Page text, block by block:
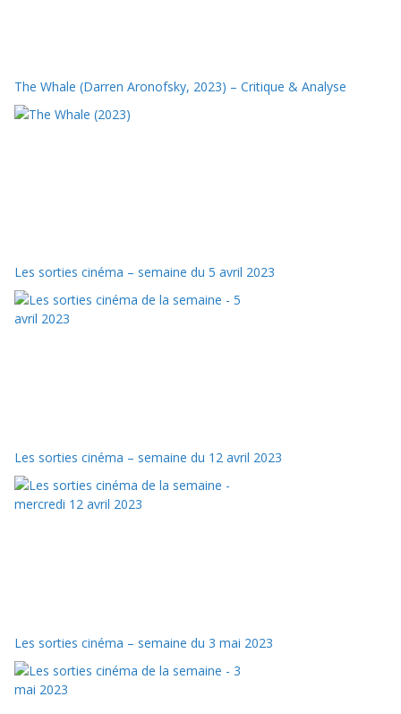
The Whale (Darren Aronofsky, 2023) – Critique & Analyse
Les sorties cinéma – semaine du 5 avril 2023
Les sorties cinéma – semaine du 12 avril 2023
Les sorties cinéma – semaine du 3 mai 2023